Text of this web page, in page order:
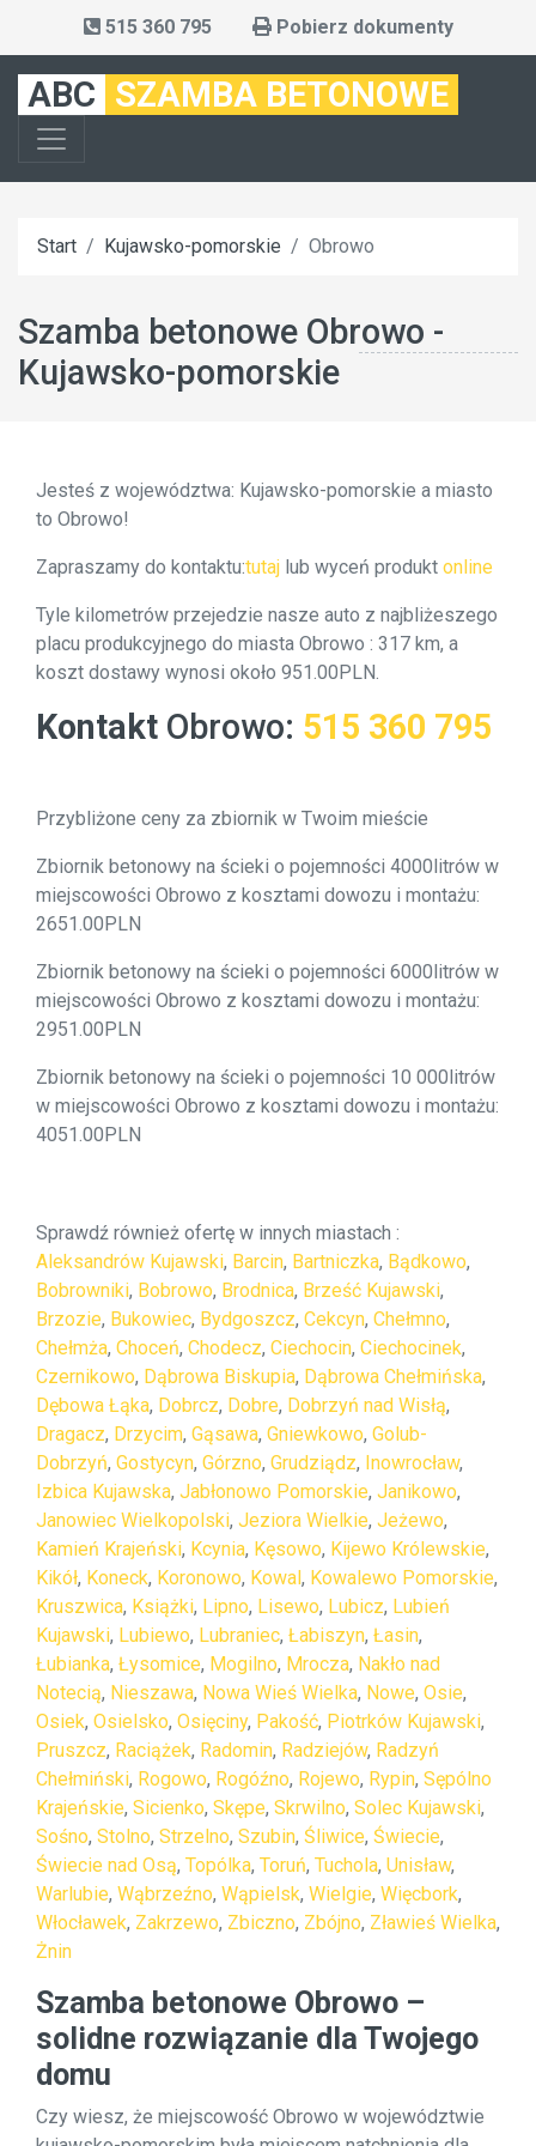
515 360 795 Pobierz dokumenty
ABC SZAMBA BETONOWE
Start Kujawsko-pomorskie Obrowo
Szamba betonowe Obrowo -
Kujawsko-pomorskie
Jesteś z województwa: Kujawsko-pomorskie a miasto
to Obrowo!
Zapraszamy do kontaktu:tutaj lub wyceń produkt online
Tyle kilometrów przejedzie nasze auto z najbliżeszego
placu produkcyjnego do miasta Obrowo : 317 km, a
koszt dostawy wynosi około 951.00PLN.
Kontakt Obrowo: 515 360 795
Przybliżone ceny za zbiornik w Twoim mieście
Zbiornik betonowy na ścieki o pojemności 4000litrów w
miejscowości Obrowo z kosztami dowozu i montażu:
2651.00PLN
Zbiornik betonowy na ścieki o pojemności 6000litrów w
miejscowości Obrowo z kosztami dowozu i montażu:
2951.00PLN
Zbiornik betonowy na ścieki o pojemności 10 000litrów
w miejscowości Obrowo z kosztami dowozu i montażu:
4051.00PLN
Sprawdź również ofertę w innych miastach :
Aleksandrów Kujawski, Barcin, Bartniczka, Bądkowo,
Bobrowniki, Bobrowo, Brodnica, Brześć Kujawski,
Brzozie, Bukowiec, Bydgoszcz, Cekcyn, Chełmno,
Chełmża, Choceń, Chodecz, Ciechocin, Ciechocinek,
Czernikowo, Dąbrowa Biskupia, Dąbrowa Chełmińska,
Dębowa Łąka, Dobrcz, Dobre, Dobrzyń nad Wisłą,
Dragacz, Drzycim, Gąsawa, Gniewkowo, Golub-
Dobrzyń, Gostycyn, Górzno, Grudziądz, Inowrocław,
Izbica Kujawska, Jabłonowo Pomorskie, Janikowo,
Janowiec Wielkopolski, Jeziora Wielkie, Jeżewo,
Kamień Krajeński, Kcynia, Kęsowo, Kijewo Królewskie,
Kikół, Koneck, Koronowo, Kowal, Kowalewo Pomorskie,
Kruszwica, Książki, Lipno, Lisewo, Lubicz, Lubień
Kujawski, Lubiewo, Lubraniec, Łabiszyn, Łasin,
Łubianka, Łysomice, Mogilno, Mrocza, Nakło nad
Notecią, Nieszawa, Nowa Wieś Wielka, Nowe, Osie,
Osiek, Osielsko, Osięciny, Pakość, Piotrków Kujawski,
Pruszcz, Raciążek, Radomin, Radziejów, Radzyń
Chełmiński, Rogowo, Rogóźno, Rojewo, Rypin, Sępólno
Krajeńskie, Sicienko, Skępe, Skrwilno, Solec Kujawski,
Sośno, Stolno, Strzelno, Szubin, Śliwice, Świecie,
Świecie nad Osą, Topólka, Toruń, Tuchola, Unisław,
Warlubie, Wąbrzeźno, Wąpielsk, Wielgie, Więcbork,
Włocławek, Zakrzewo, Zbiczno, Zbójno, Zławieś Wielka,
Żnin
Szamba betonowe Obrowo –
solidne rozwiązanie dla Twojego
domu
Czy wiesz, że miejscowość Obrowo w województwie